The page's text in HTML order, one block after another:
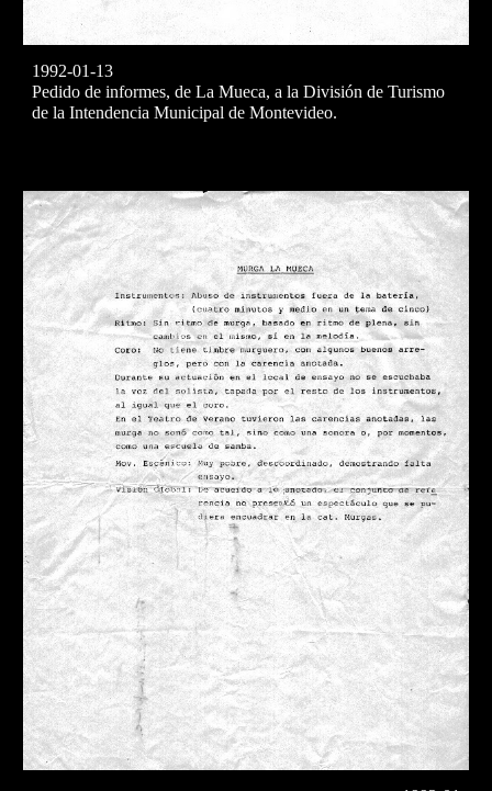
1992-01-13
Pedido de informes, de La Mueca, a la División de Turismo
de la Intendencia Municipal de Montevideo.